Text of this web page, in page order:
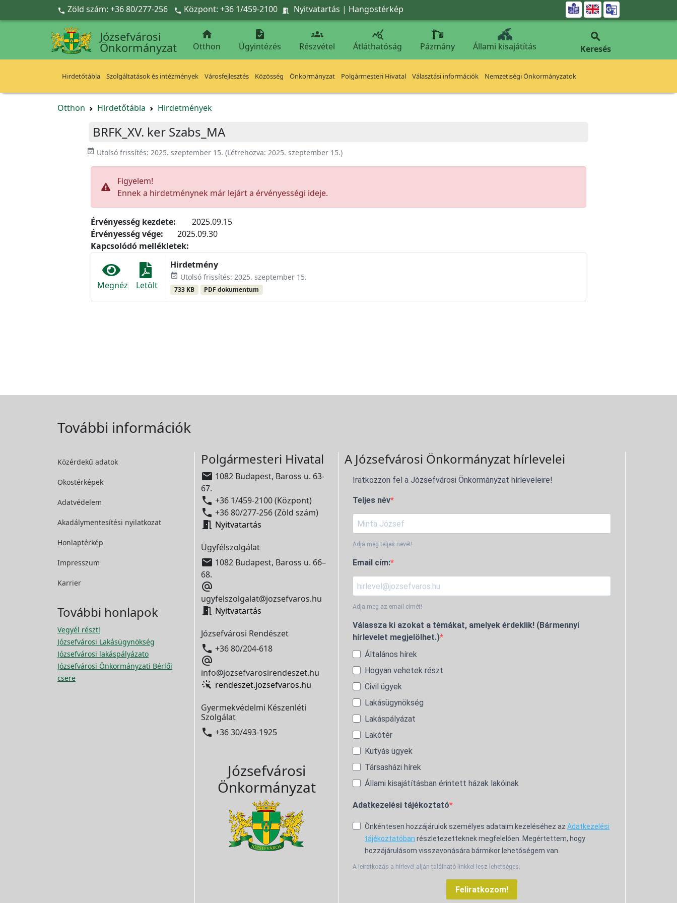
Ugrás a fő tartalomra
 Zöld szám: +36 80/277-256  Központ: +36 1/459-2100  Nyitvatartás | Hangostérkép 
Józsefvárosi
Önkormányzat

Otthon

Ügyintézés

Részvétel

Átláthatóság Pázmány Állami kisajátítás

Keresés
Hirdetőtábla Szolgáltatások és intézmények Városfejlesztés Közösség Önkormányzat Polgármesteri Hivatal Választási információk Nemzetiségi Önkormányzatok
Otthon Hirdetőtábla Hirdetmények
BRFK_XV. ker Szabs_MA
event_available Utolsó frissítés: 2025. szeptember 15. (Létrehozva: 2025. szeptember 15.)
Figyelem!
Ennek a hirdetménynek már lejárt a érvényességi ideje.
Érvényesség kezdete:
2025.09.15
Érvényesség vége:
2025.09.30
Kapcsolódó mellékletek:
Megnéz Letölt
Hirdetmény
event_available Utolsó frissítés: 2025. szeptember 15.
733 KB PDF dokumentum
További információk
Közérdekű adatok
Okostérképek
Adatvédelem
Akadálymentesítési nyilatkozat
Honlaptérkép
Impresszum
Karrier
További honlapok
Vegyél részt!
Józsefvárosi Lakásügynökség
Józsefvárosi lakáspályázato
Józsefvárosi Önkormányzati Bérlői
csere
Polgármesteri Hivatal
 1082 Budapest, Baross u. 63-
67.
 +36 1/459-2100 (Központ)
 +36 80/277-256 (Zöld szám)
 Nyitvatartás
Ügyfélszolgálat
 1082 Budapest, Baross u. 66–
68.

ugyfelszolgalat@jozsefvaros.hu
 Nyitvatartás
Józsefvárosi Rendészet
 +36 80/204-618

info@jozsefvarosirendeszet.hu
rendeszet.jozsefvaros.hu
Gyermekvédelmi Készenléti
Szolgálat
 +36 30/493-1925
Józsefvárosi
Önkormányzat
A Józsefvárosi Önkormányzat hírlevelei
Iratkozzon fel a Józsefvárosi Önkormányzat hírleveleire!
Teljes név
Adja meg teljes nevét!
Email cím:
Adja meg az email címét!
Válassza ki azokat a témákat, amelyek érdeklik! (Bármennyi
hírlevelet megjelölhet.)
Általános hírek
Hogyan vehetek részt
Civil ügyek
Lakásügynökség
Lakáspályázat
Lakótér
Kutyás ügyek
Társasházi hírek
Állami kisajátításban érintett házak lakóinak
Adatkezelési tájékoztató
Önkéntesen hozzájárulok személyes adataim kezeléséhez az Adatkezelési
tájékoztatóban részletezetteknek megfelelően. Megértettem, hogy
hozzájárulásom visszavonására bármikor lehetőségem van.
A leiratkozás a hírlevél alján található linkkel lesz lehetséges.
Feliratkozom!